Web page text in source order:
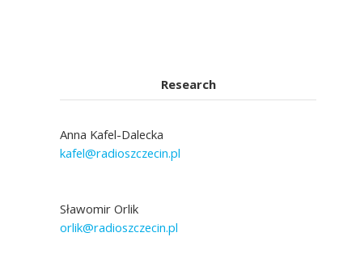
Research
Anna Kafel-Dalecka
kafel@radioszczecin.pl
Sławomir Orlik
orlik@radioszczecin.pl